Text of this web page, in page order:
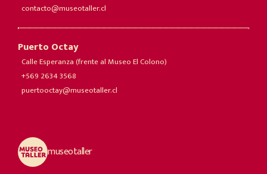
contacto@museotaller.cl
Puerto Octay
Calle Esperanza (frente al Museo El Colono)
+569 2634 3568
puertooctay@museotaller.cl
museotaller